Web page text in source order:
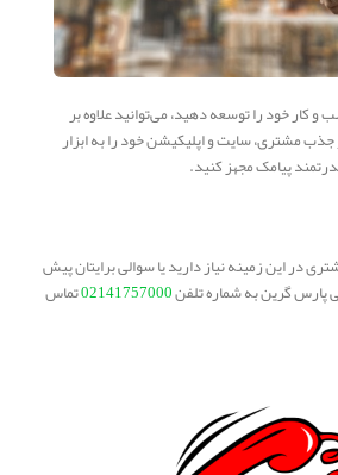
کار خود را توسعه دهید، می‌توانید علاوه بر
مشتری، سایت و اپلیکیشن خود را به ابزار
پیامک مجهز کنید.
در این زمینه نیاز دارید یا سوالی برایتان پیش
گرین به شماره تلفن02141757000تماس